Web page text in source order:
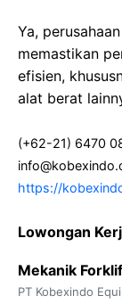
Ya,
memastikan
efisien,
alat berat
(+62-21) 6470
https://
Lowongan
Mekanik
PT Kobexindo